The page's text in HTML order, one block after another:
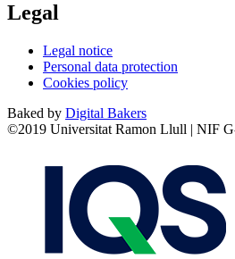
Legal
Legal notice
Personal data protection
Cookies policy
Baked by Digital Bakers
©2019 Universitat Ramon Llull | NIF